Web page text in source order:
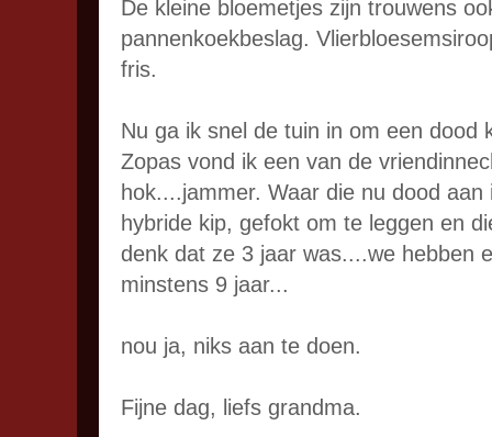
De kleine bloemetjes zijn trouwens
pannenkoekbeslag.
fris.
Nu ga ik snel de tuin in om een dood
Zopas vond ik een van de
hok....jammer. Waar die nu dood
hybride kip, gefokt om te leggen en
denk dat ze 3 jaar was....we hebben
minstens 9 jaar...
nou ja, niks aan te doen.
Fijne dag, liefs grandma.